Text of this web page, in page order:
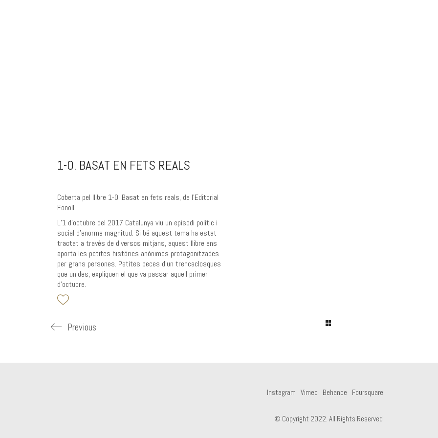
1-O. BASAT EN FETS REALS
Coberta pel llibre 1-O. Basat en fets reals, de l’Editorial
Fonoll.
L’1 d’octubre del 2017 Catalunya viu un episodi polític i
social d’enorme magnitud. Si bé aquest tema ha estat
tractat a través de diversos mitjans, aquest llibre ens
aporta les petites històries anònimes protagonitzades
per grans persones. Petites peces d’un trencaclosques
que unides, expliquen el que va passar aquell primer
d’octubre.
Previous
Instagram Vimeo Behance Foursquare
© Copyright 2022. All Rights Reserved